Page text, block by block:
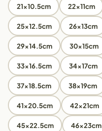
21x10.5cm 22x11cm
25x12.5cm 26x13cm
29x14.5cm 30x15cm
33x16.5cm 34x17cm
37x18.5cm 38x19cm
41x20.5cm 42x21cm
45x22.5cm 46x23cm